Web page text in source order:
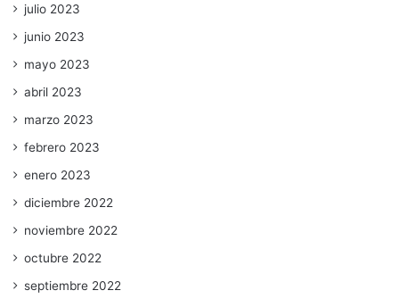
julio 2023
junio 2023
mayo 2023
abril 2023
marzo 2023
febrero 2023
enero 2023
diciembre 2022
noviembre 2022
octubre 2022
septiembre 2022